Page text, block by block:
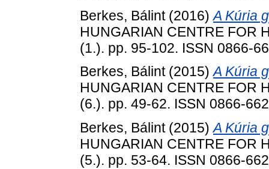
Berkes, Bálint(2016)A Kúria
HUNGARIAN CENTRE FOR
(1.). pp. 95-102. ISSN 0866-
Berkes, Bálint(2015)A Kúria
HUNGARIAN CENTRE FOR
(6.). pp. 49-62. ISSN 0866-
Berkes, Bálint(2015)A Kúria
HUNGARIAN CENTRE FOR
(5.). pp. 53-64. ISSN 0866-